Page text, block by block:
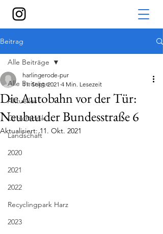
Beitrag
Alle Beiträge
Aktuelles
Ortschronik
Landschaft
2020
2021
2022
Recyclingpark Harz
2023
Alle Beiträge
Die Autobahn vor der Tür:
Neubau der Bundesstraße 6
harlingerode-pur
11. Sept. 2021 4 Min. Lesezeit
Aktualisiert:11. Okt. 2021